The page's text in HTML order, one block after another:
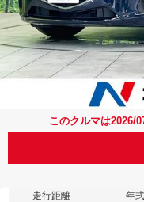
このクルマは2026/
走行距離 年式